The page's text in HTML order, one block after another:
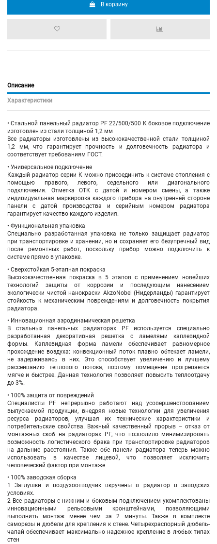
В корзину
Описание
Характеристики
• Стальной панельный радиатор PF 22/500/500 K боковое подключение
изготовлен из стали толщиной 1,2 мм
Все радиаторы изготовлены из высококачественной стали толщиной
1,2 мм, что гарантирует прочность и долговечность радиатора и
соответствует требованиям ГОСТ.
• Универсальное подключение
Каждый радиатор серии K можно присоединить к системе отопления с
помощью правого, левого, седельного или диагонального
подключения. Отметка ОТК с датой и номером смены, а также
индивидуальная маркировка каждого прибора на внутренней стороне
панели с датой производства и серийным номером радиатора
гарантирует качество каждого изделия.
• Функциональная упаковка
Специально разработанная упаковка не только защищает радиатор
при транспортировке и хранении, но и сохраняет его безупречный вид
после ремонтных работ, поскольку прибор можно подключить к
системе прямо в упаковке.
• Сверхстойкая 5-этапная покраска
Высококачественная покраска в 5 этапов с применением новейших
технологий защиты от коррозии и последующим нанесением
экологически чистой нанокраски AkzoNobel (Нидерланды) гарантирует
стойкость к механическим повреждениям и долговечность покрытия
радиатора.
• Инновационная аэродинамическая решетка
В стальных панельных радиаторах PF используется специально
разработанная декоративная решетка с ламелями каплевидной
формы. Каплевидная форма ламели обеспечивает равномерное
прохождение воздуха: конвекционный поток плавно обтекает ламели,
не задерживаясь в них. Это способствует увеличению и лучшему
рассеиванию теплового потока, поэтому помещение прогревается
мягче и быстрее. Данная технология позволяет повысить теплоотдачу
до 3%.
• 100% защита от повреждений
Специалисты PF непрерывно работают над усовершенствованием
выпускаемой продукции, внедряя новые технологии для увеличения
ресурса радиаторов, улучшая их технические характеристики и
потребительские свойства. Важный качественный прорыв – отказ от
монтажных скоб на радиаторах PF, что позволило минимизировать
возможность логистического брака при транспортировке радиаторов
на дальние расстояния. Также обе панели радиатора теперь можно
использовать в качестве лицевой, что позволяет исключить
человеческий фактор при монтаже
• 100% заводская сборка
1 Заглушки и воздухоотводчик вкручены в радиатор в заводских
условиях.
2 Все радиаторы с нижним и боковым подключением укомплектованы
инновационными рельсовыми кронштейнами, позволяющими
выполнить монтаж менее чем за 2 минуты. Также в комплекте
саморезы и дюбели для крепления к стене. Четырехраспорный дюбель-
чапай обеспечивает максимально надежное крепление в любых типах
стен